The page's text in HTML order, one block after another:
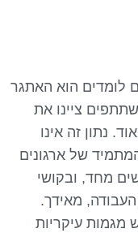
הוא האתגר
86% מהמשתתפים ציינו את
נתון זה אינו
של ארגונים
מחד, ובקושי
מאידך.
עיקריות